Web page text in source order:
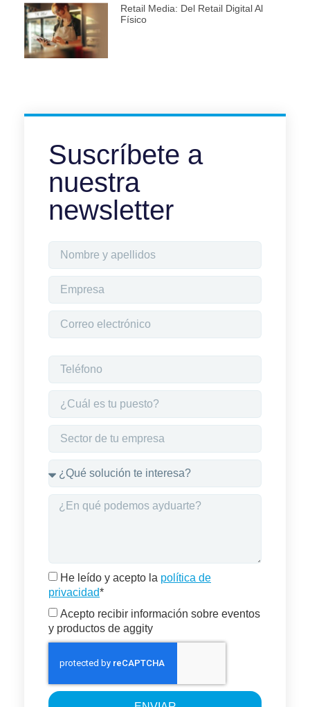
Retail Media: Del Retail Digital Al
Físico
Suscríbete a
nuestra
newsletter
He leído y acepto la política de
privacidad*
Acepto recibir información sobre eventos
y productos de aggity